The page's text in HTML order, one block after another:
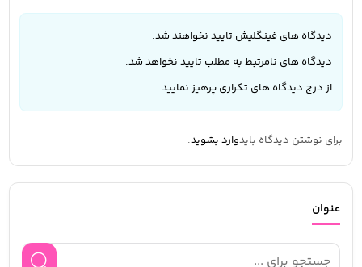
دیدگاه های فینگلیش تایید نخواهند شد.
دیدگاه های نامرتبط به مطلب تایید نخواهد شد.
از درج دیدگاه های تکراری پرهیز نمایید.
برای نوشتن دیدگاه بایدوارد بشوید.
عنوان